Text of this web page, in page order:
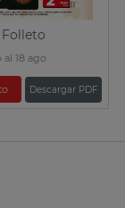
al 18 ago
Descargar PDF